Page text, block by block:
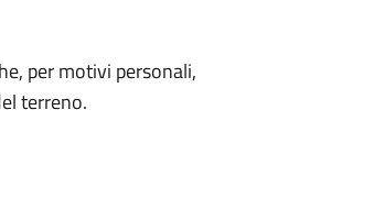
per motivi personali,
terreno.